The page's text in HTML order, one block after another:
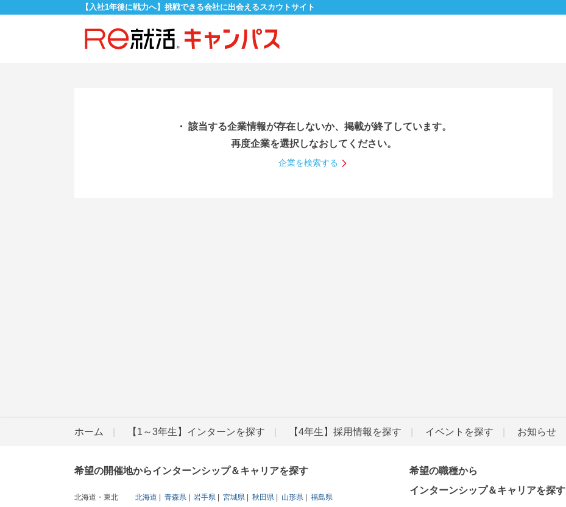
【入社1年後に戦力へ】挑戦できる会社に出会えるスカウトサイト
・ 該当する企業情報が存在しないか、掲載が終了しています。
再度企業を選択しなおしてください。
企業を検索する
ホーム 【1～3年生】インターンを探す 【4年生】採用情報を探す イベントを探す お知らせ
希望の開催地からインターンシップ＆キャリアを探す
北海道・東北 北海道 青森県 岩手県 宮城県 秋田県 山形県
福島県
希望の職種から
インターンシップ＆キャリアを探す